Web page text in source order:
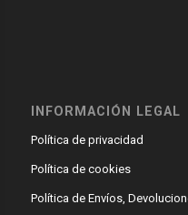
INFORMACIÓN LEGAL
Política de privacidad
Política de cookies
Política de Envíos,